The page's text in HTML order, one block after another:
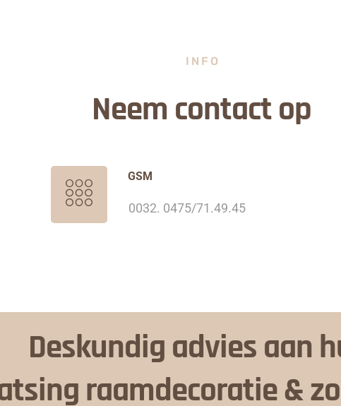
INFO
Neem contact op
GSM
0032. 0475/71.49.45
Deskundig advies aan
raamdecoratie &